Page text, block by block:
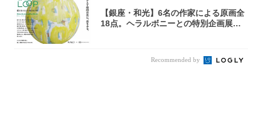
【銀座・和光】6名の作家による原画全
18点。ヘラルボニーとの特別企画展「G
Recommended by